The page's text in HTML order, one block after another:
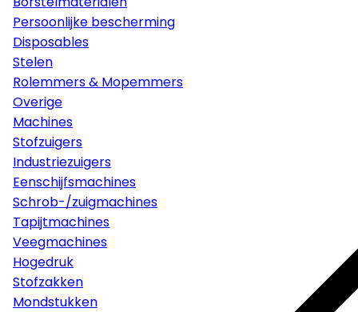
Persoonlijke bescherming
Disposables
Stelen
Rolemmers & Mopemmers
Overige
Machines
Stofzuigers
Industriezuigers
Eenschijfsmachines
Schrob-/zuigmachines
Tapijtmachines
Veegmachines
Hogedruk
Stofzakken
Mondstukken